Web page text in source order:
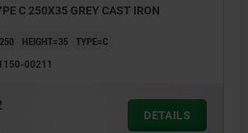
C 250X35 GREY CAST IRON
HEIGHT=35 TYPE=C
00211
DETAILS